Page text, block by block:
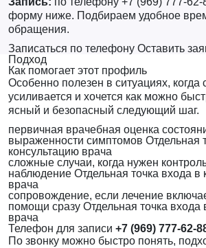
форму ниже. Подбираем удобное
обращения.
Записаться по телефону Оставить
Подход
Как помогает этот профиль
Особенно полезен в ситуациях, когда
усиливается и хочется как можно
ясный и безопасный следующий шаг.
первичная врачебная оценка
выраженности симптомов Отдельная
консультацию врача
сложные случаи, когда нужен
наблюдение Отдельная точка входа в
врача
сопровождение, если лечение
помощи сразу Отдельная точка входа
врача
Телефон для записи +7 (969) 777-62-
По звонку можно быстро понять,